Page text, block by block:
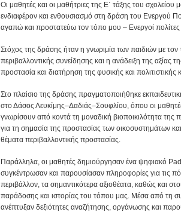
Οι μαθητές και οι μαθήτριες της Ε΄ τάξης του σχολείου
ενδιαφέρον και ενθουσιασμό στη δράση του Ενεργού
αγαπώ και προστατεύω τον τόπο μου – Ενεργοί
Στόχος της δράσης ήταν η γνωριμία των παιδιών με τον
περιβαλλοντικής συνείδησης και η ανάδειξη της αξίας
προστασία και διατήρηση της φυσικής και
Στο πλαίσιο της δράσης πραγματοποιήθηκε
στο Δάσος Λευκίμης–Δαδιάς–Σουφλίου, όπου οι
γνωρίσουν από κοντά τη μοναδική βιοποικιλότητα της
για τη σημασία της προστασίας των οικοσυστημάτων
θέματα περιβαλλοντικής προστασίας.
Παράλληλα, οι μαθητές δημιούργησαν ένα ψηφιακό
συγκέντρωσαν και παρουσίασαν πληροφορίες για τις
περιβάλλον, τα σημαντικότερα αξιοθέατα, καθώς και
παράδοσης και ιστορίας του τόπου μας. Μέσα από τη
ανέπτυξαν δεξιότητες αναζήτησης, οργάνωσης και